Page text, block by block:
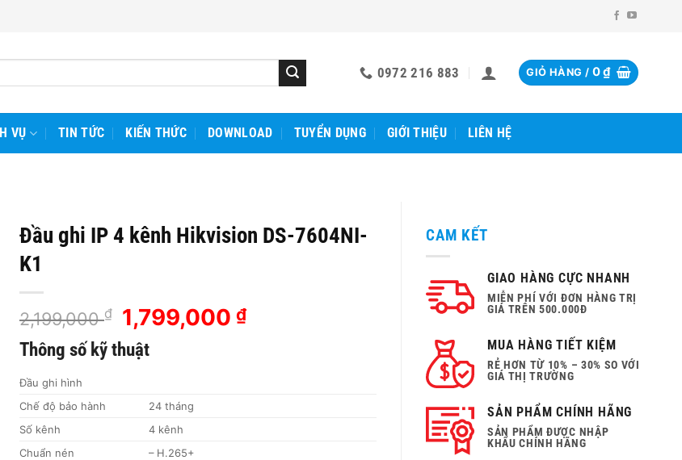
0972 216 883 GIỎ HÀNG / 0₫
VỤ TIN TỨC KIẾN THỨC DOWNLOAD TUYỂN DỤNG GIỚI THIỆU LIÊN HỆ
CAM KẾT
GIAO HÀNG CỰC NHANH
MIỄN PHÍ VỚI ĐƠN HÀNG TRỊ
GIÁ TRÊN 500.000Đ
MUA HÀNG TIẾT KIỆM
RẺ HƠN TỪ 10% – 30% SO VỚI
GIÁ THỊ TRƯỜNG
SẢN PHẨM CHÍNH HÃNG
SẢN PHẨM ĐƯỢC NHẬP
KHẨU CHÍNH HÃNG
Đầu ghi IP 4 kênh Hikvision DS-7604NI-
K1
2,199,000₫
Giá
gốc
là:
1,799,000₫Giá
Thông số kỹ thuật
Đầu ghi hình
Chế độ bảo hành
24 tháng
Số kênh
4 kênh
Chuẩn nén
– H.265+